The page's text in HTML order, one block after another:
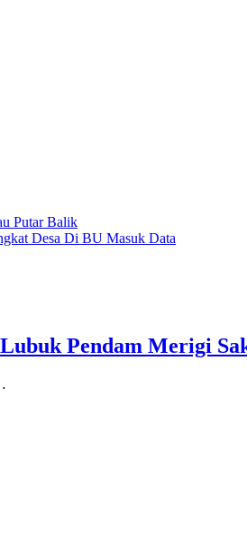
Putar Balik
Desa Di BU Masuk Data
Pendam Merigi